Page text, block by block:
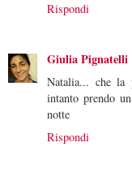
Rispondi
Giulia Pignatelli
Natalia... che la
intanto prendo
notte
Rispondi